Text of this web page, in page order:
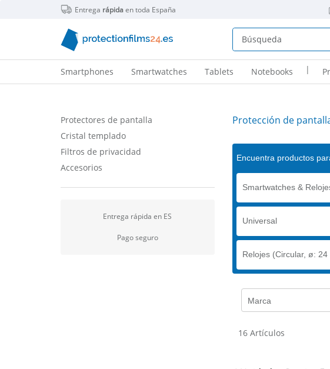
Entrega rápidaen toda España
Smartphones Smartwatches Tablets Notebooks |
Protectores de pantalla
Cristal templado
Filtros de privacidad
Accesorios
Entrega rápida en ES
Pago seguro
Protección de
Encuentra productos
Smartwatches &
Universal
Relojes (Circular, ø: 24
Marca
16 Artículos